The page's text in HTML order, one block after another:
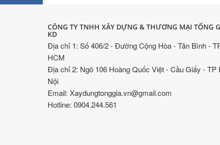
CÔNG TY TNHH XÂY DỰNG & THƯƠNG MẠI TỐNG
KD
Địa chỉ 1: Số 406/2 - Đường Cộng Hòa - Tân Bình -
HCM
Địa chỉ 2: Ngõ 106 Hoàng Quốc Việt - Cầu Giấy - TP
Nội
Email: Xaydungtonggia.vn@gmail.com
Hotline: 0904.244.561